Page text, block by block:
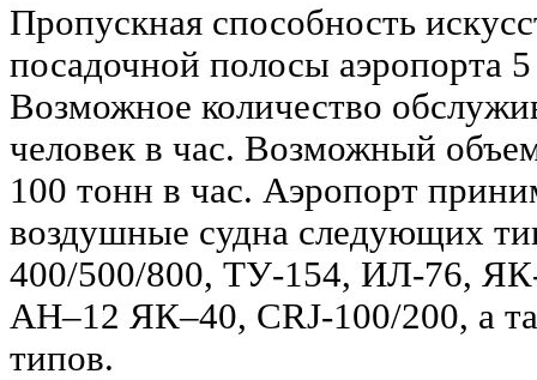
Пропускная способность
посадочной полосы аэропорта
Возможное количество
человек в час. Возможный
100 тонн в час. Аэропорт
воздушные судна следующих
400/500/800, ТУ-154, ИЛ-76,
АН–12 ЯК–40, CRJ-100/200, а
типов.